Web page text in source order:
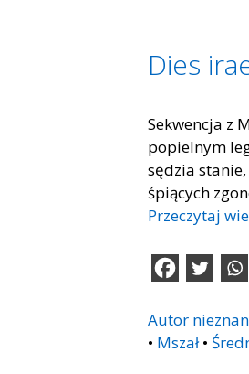
Dies
Sekwencja z
popielnym
sędzia
śpiących
Przeczytaj
Autor
• Mszał•